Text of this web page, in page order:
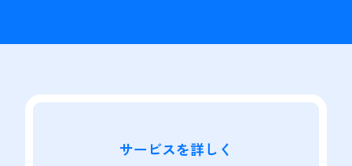
サービスを詳しく